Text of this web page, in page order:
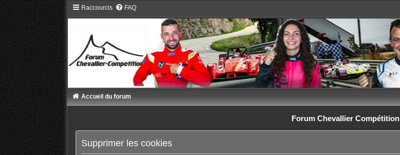
Raccourcis FAQ
Accueil du forum
Forum Chevallier Compétition
Supprimer les cookies